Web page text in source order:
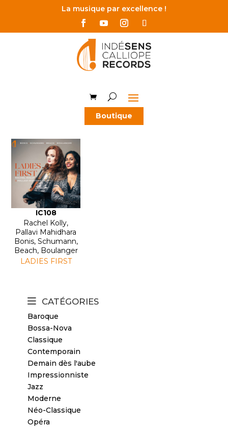
La musique par excellence !
Boutique
CATÉGORIES
Baroque
Bossa-Nova
Classique
Contemporain
Demain dès l'aube
Impressionniste
Jazz
Moderne
Néo-Classique
Opéra
IC108
Rachel Kolly,
Pallavi Mahidhara
Bonis, Schumann,
Beach, Boulanger
LADIES FIRST